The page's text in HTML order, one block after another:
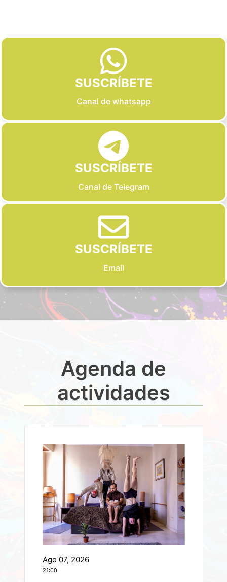
SUSCRÍBETE
Canal de whatsapp
SUSCRÍBETE
Canal de Telegram
SUSCRÍBETE
Email
Agenda de
actividades
Ago 07, 2026
21:00